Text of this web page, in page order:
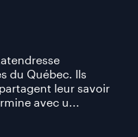
du Québec. Ils
leur savoir
avec u...